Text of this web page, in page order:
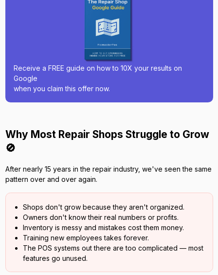
Receive a FREE guide on how to 10X your results on
Google
when you claim this offer now.
Why Most Repair Shops Struggle to Grow
🚫
After nearly 15 years in the repair industry, we've seen the same
pattern over and over again.
Shops don't grow because they aren't organized.
Owners don't know their real numbers or profits.
Inventory is messy and mistakes cost them money.
Training new employees takes forever.
The POS systems out there are too complicated — most
features go unused.